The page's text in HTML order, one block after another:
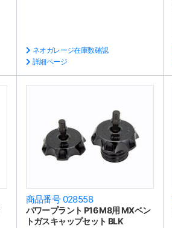
ネオガレージ在庫数確認
詳細ページ
商品番号 028558
パワープラント P16 M8用 MXベン
トガスキャップセット BLK